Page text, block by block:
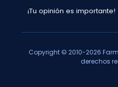
¡Tu opinión es importante!
Copyright © 2010-2026
derechos